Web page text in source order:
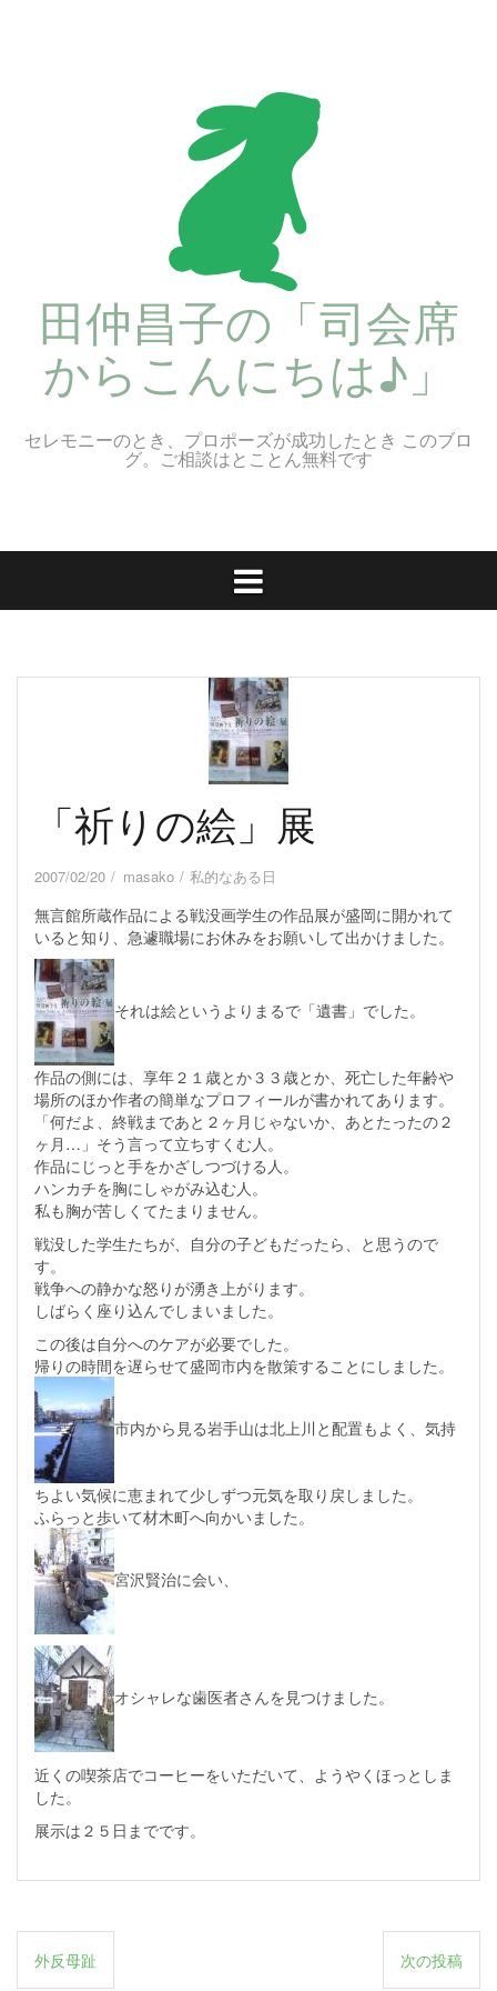
田仲昌子の「司会席
からこんにちは♪」
セレモニーのとき、プロポーズが成功したとき このブロ
グ。ご相談はとことん無料です
「祈りの絵」展
2007/02/20 masako 私的なある日
無言館所蔵作品による戦没画学生の作品展が盛岡に開かれて
いると知り、急遽職場にお休みをお願いして出かけました。
それは絵というよりまるで「遺書」でした。
作品の側には、享年２１歳とか３３歳とか、死亡した年齢や
場所のほか作者の簡単なプロフィールが書かれてあります。
「何だよ、終戦まであと２ヶ月じゃないか、あとたったの２
ヶ月…」そう言って立ちすくむ人。
作品にじっと手をかざしつづける人。
ハンカチを胸にしゃがみ込む人。
私も胸が苦しくてたまりません。
戦没した学生たちが、自分の子どもだったら、と思うので
す。
戦争への静かな怒りが湧き上がります。
しばらく座り込んでしまいました。
この後は自分へのケアが必要でした。
帰りの時間を遅らせて盛岡市内を散策することにしました。
市内から見る岩手山は北上川と配置もよく、気持
ちよい気候に恵まれて少しずつ元気を取り戻しました。
ふらっと歩いて材木町へ向かいました。
宮沢賢治に会い、
オシャレな歯医者さんを見つけました。
近くの喫茶店でコーヒーをいただいて、ようやくほっとしま
した。
展示は２５日までです。
投外反母趾 次の投稿